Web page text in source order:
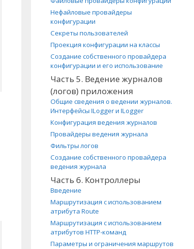
Нефайловые провайдеры
конфигурации
Секреты пользователей
Проекция конфигурации на классы
Создание собственного провайдера
конфигурации и его использование
Часть 5. Ведение журналов
(логов) приложения
Общие сведения о ведении журналов.
Интерфейсы ILogger и ILogger
Конфигурация ведения журналов
Провайдеры ведения журнала
Фильтры логов
Создание собственного провайдера
ведения журнала
Часть 6. Контроллеры
Введение
Маршрутизация с использованием
атрибута Route
Маршрутизация с использованием
атрибутов HTTP-команд
Параметры и ограничения маршрутов